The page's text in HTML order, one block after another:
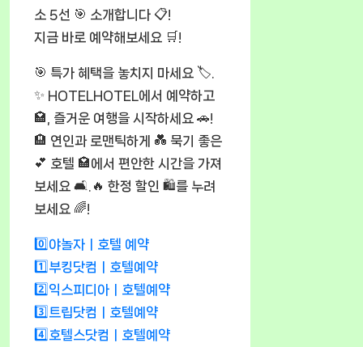
소 5선 🎯 소개합니다 📋!
지금 바로 예약해보세요 🛒!
🎯 특가 혜택을 놓치지 마세요 🏷️.
✨ HOTELHOTEL에서 예약하고
🏩, 즐거운 여행을 시작하세요 🚗!
🏨 연인과 로맨틱하게 💑 묵기 좋은
💕 호텔 🏩에서 편안한 시간을 가져
보세요 🛋️.🔥 한정 할인 🛍️를 누려
보세요 🌈!
0️⃣야놀자ㅣ호텔 예약
1️⃣부킹닷컴ㅣ호텔예약
2️⃣익스피디아ㅣ호텔예약
3️⃣트립닷컴ㅣ호텔예약
4️⃣호텔스닷컴ㅣ호텔예약